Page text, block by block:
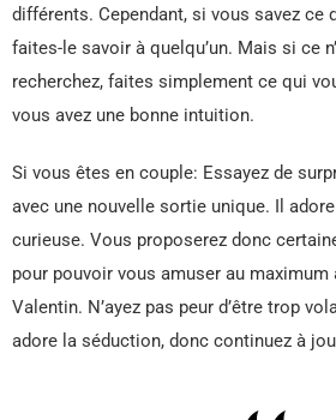
différents. Cependant, si vous savez ce
faites-le savoir à quelqu’un. Mais si ce
recherchez, faites simplement ce qui
vous avez une bonne intuition.
Si vous êtes en couple: Essayez de
avec une nouvelle sortie unique. Il
curieuse. Vous proposerez donc
pour pouvoir vous amuser au maximum
Valentin. N’ayez pas peur d’être trop
adore la séduction, donc continuez à